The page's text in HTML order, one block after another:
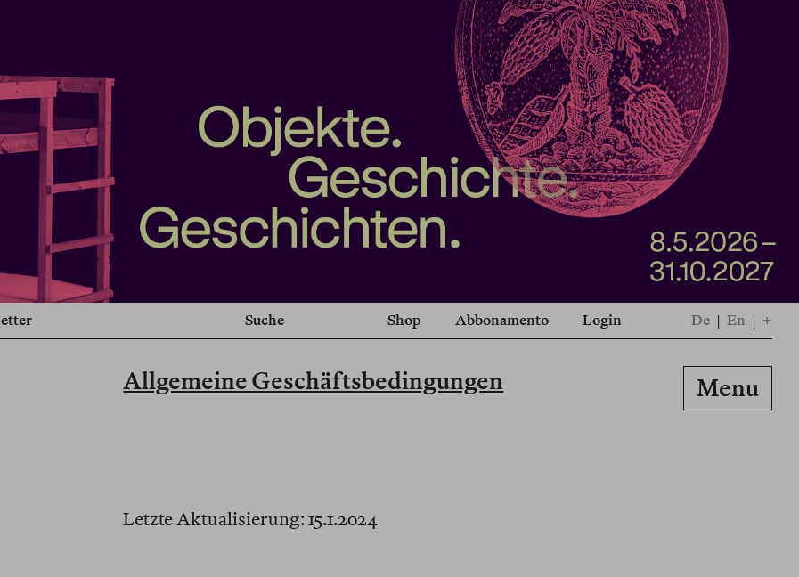
Suche Shop Abbonamento Login De | En | +
Menu
Allgemeine Geschäftsbedingungen
Letzte Aktualisierung: 15.1.2024